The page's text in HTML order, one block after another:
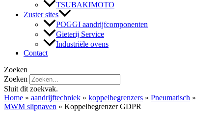
TSUBAKIMOTO
Zuster sites
POGGI aandrijfcomponenten
Gieterij Service
Industriële ovens
Contact
Zoeken
Zoeken
Sluit dit zoekvak.
Home » aandrijftechniek » koppelbegrenzers » Pneumatisch »
MWM slipnaven » Koppelbegrenzer GDPR